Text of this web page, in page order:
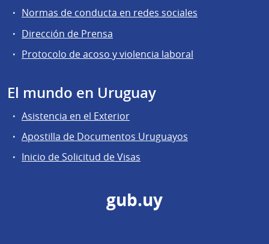
Normas de conducta en redes sociales
Dirección de Prensa
Protocolo de acoso y violencia laboral
El mundo en Uruguay
Asistencia en el Exterior
Apostilla de Documentos Uruguayos
Inicio de Solicitud de Visas
gub.uy